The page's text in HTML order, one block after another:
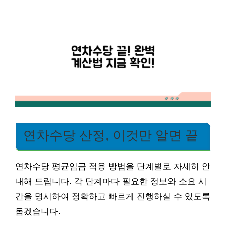
연차수당 산정, 이것만 알면 끝
연차수당 평균임금 적용 방법을 단계별로 자세히 안
내해 드립니다. 각 단계마다 필요한 정보와 소요 시
간을 명시하여 정확하고 빠르게 진행하실 수 있도록
돕겠습니다.